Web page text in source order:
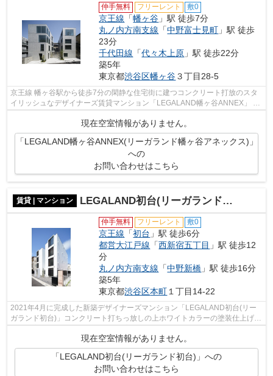
仲手無料 フリーレント 敷0
京王線 「幡ヶ谷 」駅 徒歩7分
丸ノ内方南支線 「中野富士見町 」駅 徒歩
23分
千代田線 「代々木上原 」駅 徒歩22分
築5年
東京都渋谷区幡ヶ谷３丁目28-5
京王線 幡ヶ谷駅から徒歩7分の閑静な住宅街に建つコンクリート打放のスタ
イリッシュなデザイナーズ賃貸マンション「LEGALAND幡ヶ谷ANNEX」 敷
金ゼロ！仲介手数料無料！お気軽にお問い...
現在空室情報がありません。
「LEGALAND幡ヶ谷ANNEX(リーガランド幡ヶ谷アネックス)」
への
お問い合わせはこちら
賃貸 | マンション LEGALAND初台(リーガランド初台)
仲手無料 フリーレント 敷0
京王線 「初台 」駅 徒歩6分
都営大江戸線 「西新宿五丁目 」駅 徒歩12
分
丸ノ内方南支線 「中野新橋 」駅 徒歩16分
築5年
東京都渋谷区本町１丁目14-22
2021年4月に完成した新築デザイナーズマンション「LEGALAND初台(リー
ガランド初台)」コンクリート打ちっ放しの上ホワイトカラーの塗装仕上げの
現在空室情報がありません。
「LEGALAND初台(リーガランド初台)」への
お問い合わせはこちら